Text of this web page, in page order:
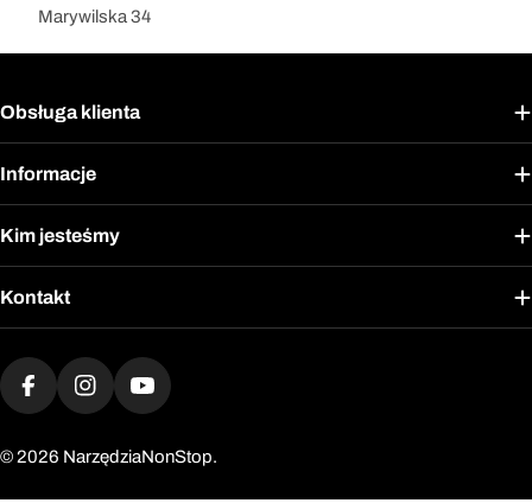
Marywilska 34
Obsługa klienta
Informacje
Kim jesteśmy
Kontakt
Metody
płatności
FacebookInstagramYouTube
© 2026 NarzędziaNonStop.